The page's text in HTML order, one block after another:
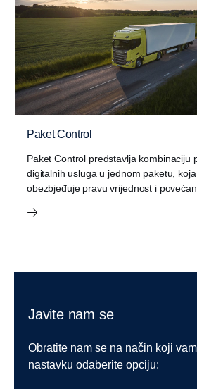
Paket Control
Paket Control predstavlja kombinaciju
digitalnih usluga u jednom paketu,
obezbjeđuje pravu vrijednost i
Javite nam se
Obratite nam se na način koji
nastavku odaberite opciju: